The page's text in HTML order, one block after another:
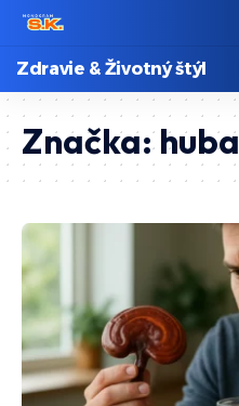
Zdravie & Životný štýl
Značka:huba